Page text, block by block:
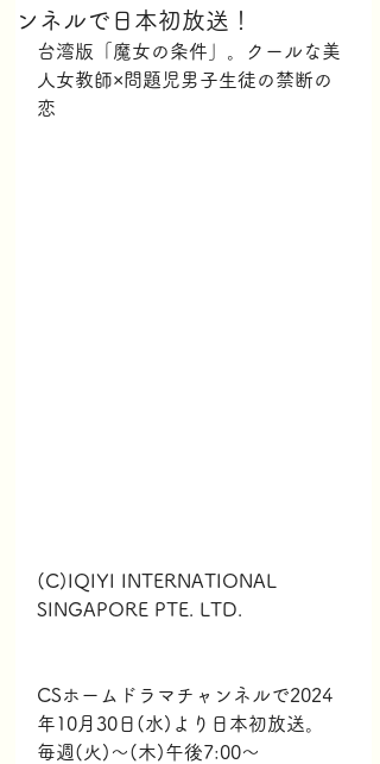
ンネルで日本初放送！
台湾版「魔女の条件」。クールな美
人女教師×問題児男子生徒の禁断の
恋
(C)IQIYI INTERNATIONAL
SINGAPORE PTE. LTD.
CSホームドラマチャンネルで2024
年10月30日(水)より日本初放送。
毎週(火)～(木)午後7:00～